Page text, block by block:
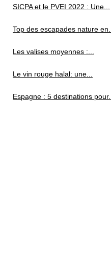
SICPA et le PVEI 2022 : Une...
Top des escapades nature en...
Les valises moyennes :...
Le vin rouge halal: une...
Espagne : 5 destinations pour...